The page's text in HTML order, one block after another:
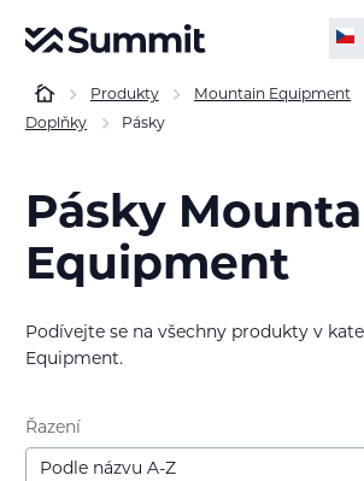
Produkty Mountain Equipment
Doplňky
Pásky
Pásky
Equipment
Podívejte se na všechny produkty v
Equipment.
Řazení
Podle názvu A-Z